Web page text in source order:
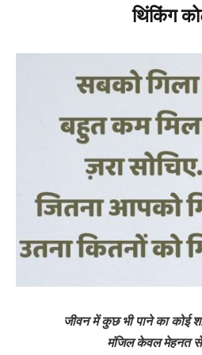
थिंकिंग
जीवन में कुछ भी पाने का कोई
मंजिल केवल मेहनत से